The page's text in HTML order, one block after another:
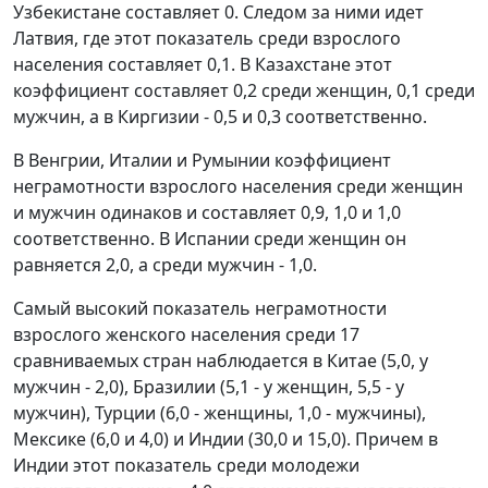
Узбекистане составляет 0. Следом за ними идет
Латвия, где этот показатель среди взрослого
населения составляет 0,1. В Казахстане этот
коэффициент составляет 0,2 среди женщин, 0,1 среди
мужчин, а в Киргизии - 0,5 и 0,3 соответственно.
В Венгрии, Италии и Румынии коэффициент
неграмотности взрослого населения среди женщин
и мужчин одинаков и составляет 0,9, 1,0 и 1,0
соответственно. В Испании среди женщин он
равняется 2,0, а среди мужчин - 1,0.
Самый высокий показатель неграмотности
взрослого женского населения среди 17
сравниваемых стран наблюдается в Китае (5,0, у
мужчин - 2,0), Бразилии (5,1 - у женщин, 5,5 - у
мужчин), Турции (6,0 - женщины, 1,0 - мужчины),
Мексике (6,0 и 4,0) и Индии (30,0 и 15,0). Причем в
Индии этот показатель среди молодежи